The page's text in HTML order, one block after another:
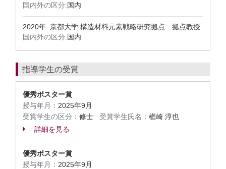
国内外の区分:国内
2020年 京都大学 構造材料元素戦略研究拠点 拠点教授
国内外の区分:国内
指導学生の受賞
優秀ポスター賞
授与年月： 2025年9月
受賞学生の区分： 修士 受賞学生氏名： 楢崎 淳也
詳細を見る
優秀ポスター賞
授与年月： 2025年9月